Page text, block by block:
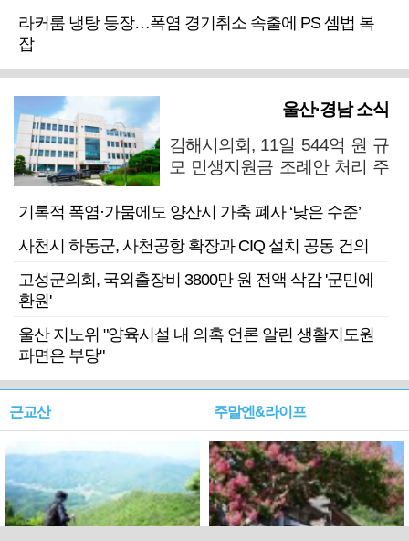
라커룸 냉탕 등장…폭염 경기취소 속출에 PS 셈법 복
잡
울산·경남 소식
김해시의회, 11일 544억 원 규
모 민생지원금 조례안 처리 주
기록적 폭염·가뭄에도 양산시 가축 폐사 ‘낮은 수준’
사천시 하동군, 사천공항 확장과 CIQ 설치 공동 건의
고성군의회, 국외출장비 3800만 원 전액 삭감 '군민에
환원'
울산 지노위 "양육시설 내 의혹 언론 알린 생활지도원
파면은 부당"
근교산 주말엔&라이프